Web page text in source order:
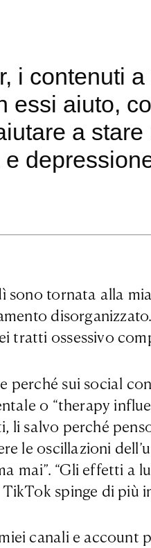
i contenuti
essi aiuto,
a
sono tornata alla
tratti ossessivo
perché sui social
o “therapy
salvo perché
le oscillazioni
mai”. “Gli effetti
spinge di più
canali e account